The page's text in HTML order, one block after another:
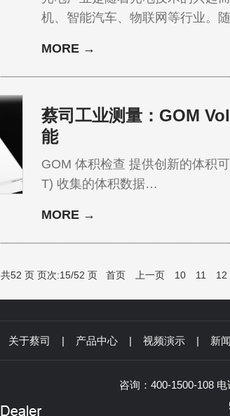
机、智能汽车、物联网等行业。
MORE →
蔡司工业测量：GOM
能
GOM 体积检查 提供创新的体积可视化和检查功能 从任何可用的分析 由计算机断层扫描系统 (C
T) 收集的体积数据…
MORE →
共52 页 页次:15/52 页 首页 上一页 10 11 12
关于蔡司 | 产品中心 | 视频演示 | 新
咨询：400-1500-108